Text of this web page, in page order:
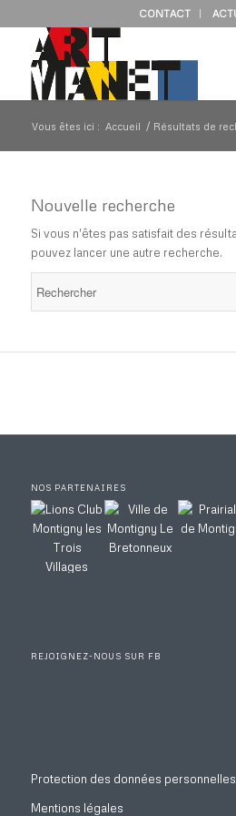
CONTACT
Vous êtes ici : Accueil / Résultats de
Nouvelle recherche
Si vous n'êtes pas satisfait des
pouvez lancer une autre recherche.
NOS PARTENAIRES
REJOIGNEZ-NOUS SUR FB
Protection des données personnelles
Mentions légales